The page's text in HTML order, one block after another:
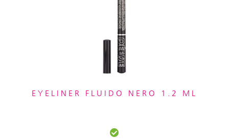
EYELINER FLUIDO NERO 1.2 ML